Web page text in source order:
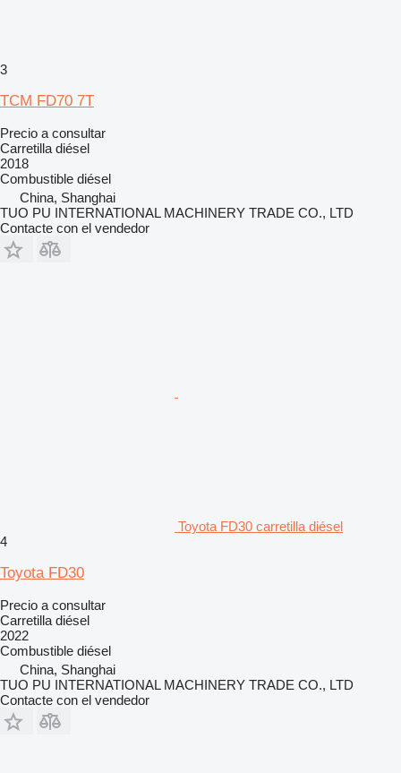
3
TCM FD70 7T
Precio a consultar
Carretilla diésel
2018
Combustible diésel
China, Shanghai
TUO PU INTERNATIONAL MACHINERY TRADE CO., LTD
Contacte con el vendedor
Toyota FD30 carretilla diésel
4
Toyota FD30
Precio a consultar
Carretilla diésel
2022
Combustible diésel
China, Shanghai
TUO PU INTERNATIONAL MACHINERY TRADE CO., LTD
Contacte con el vendedor